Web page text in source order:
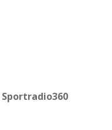
Sportradio360